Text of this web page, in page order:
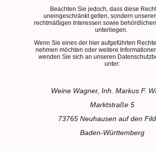
Beachten Sie jedoch, dass diese
uneingeschränkt gelten, sondern
rechtmäßigen Interessen sowie
unterliegen.
Wenn Sie eines der hier aufgeführten
nehmen möchten oder weitere
wenden Sie sich an unseren
unter:
Weine Wagner, Inh. Markus F.
Marktstraße 5
73765 Neuhausen auf den
Baden-Württemberg